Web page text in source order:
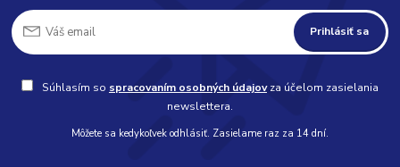
Prihlásiť sa
Súhlasím so spracovaním osobných údajovza účelom zasielania
newslettera.
Môžete sa kedykoľvek odhlásiť. Zasielame raz za 14 dní.